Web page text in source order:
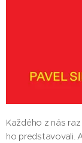
​​Každého z nás
ho predstavovali.